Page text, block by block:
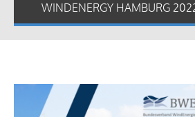
WINDENERGY HAMBURG